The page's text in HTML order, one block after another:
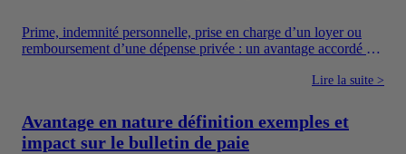
Prime, indemnité personnelle, prise en charge d’un loyer ou
remboursement d’une dépense privée : un avantage accordé en
autant, toutes les sommes versées par une entreprise ne suivent
rémunération, les avantages en argent, les frais professionnels
et les dispositifs sociaux dont l’utilisation est encadrée.
Lire la suite >
Avantage en nature définition exemples et
impact sur le bulletin de paie